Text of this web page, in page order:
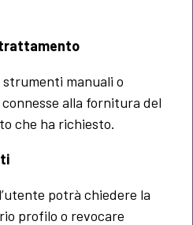
manuali o
alla fornitura del
che ha richiesto.
potrà chiedere la
profilo o revocare